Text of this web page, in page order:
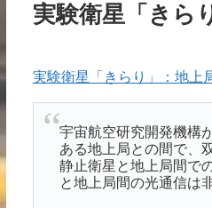
実験衛星「きら
実験衛星「きらり」：地上
宇宙航空研究開発機構
ある地上局との間で、
静止衛星と地上局間で
と地上局間の光通信は